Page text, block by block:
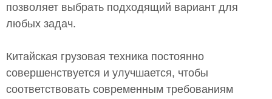
позволяет выбрать подходящий вариант для
любых задач.
Китайская грузовая техника постоянно
совершенствуется и улучшается, чтобы
соответствовать современным требованиям